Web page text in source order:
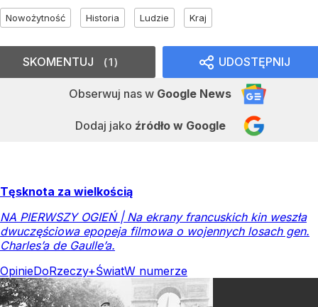
Nowożytność Historia Ludzie Kraj
UDOSTĘPNIJ
Obserwuj nas w Google News
Dodaj jako źródło w Google
SKOMENTUJ 1
Tęsknota za wielkością
NA PIERWSZY OGIEŃ | Na ekrany francuskich kin weszła
dwuczęściowa epopeja filmowa o wojennych losach gen.
Charles’a de Gaulle’a.
OpinieDoRzeczy+ŚwiatW numerze